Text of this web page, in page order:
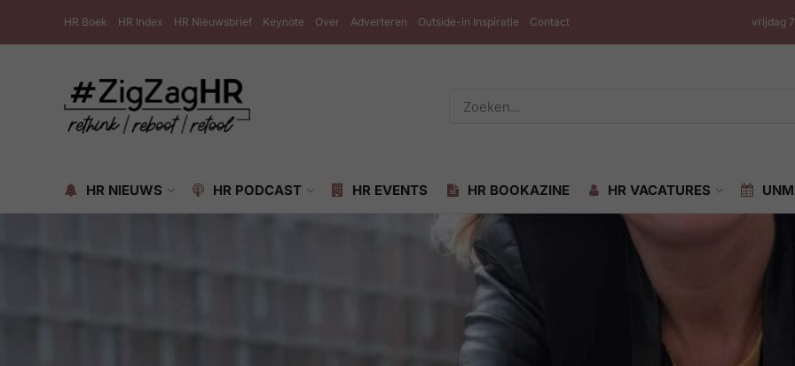
HR Boek HR Index HR Nieuwsbrief Keynote Over Adverteren Outside-in Inspiratie Contact vrijdag
HR NIEUWS HR PODCAST HR EVENTS HR BOOKAZINE HR VACATURES